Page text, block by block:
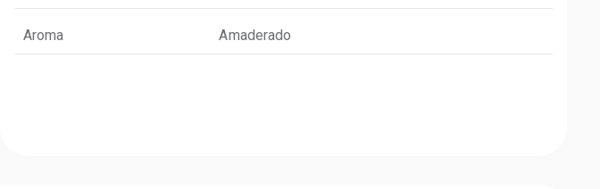
Aroma Amaderado